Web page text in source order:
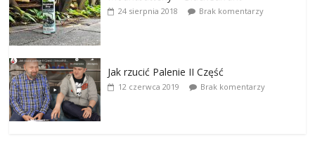
24 sierpnia 2018 Brak komentarzy
Jak rzucić Palenie II Część
12 czerwca 2019 Brak komentarzy